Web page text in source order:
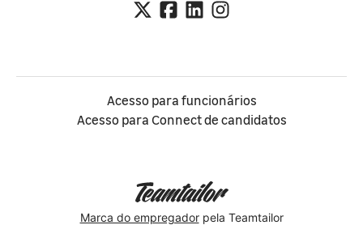
Acesso para funcionários
Acesso para Connect de candidatos
Marca do empregadorpela Teamtailor